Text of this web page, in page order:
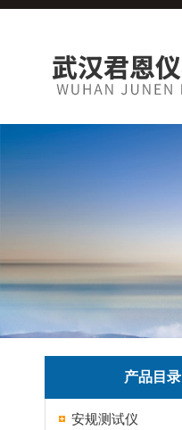
产品目录
安规测试仪